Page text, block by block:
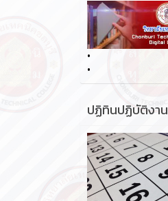
•
•
ปฏิทินปฏิบัติงาน